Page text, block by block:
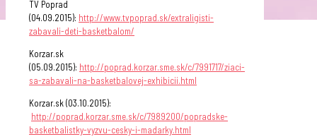
TV Poprad
(04.09.2015): http://www.tvpoprad.sk/extraligisti-
zabavali-deti-basketbalom/
Korzar.sk
(05.09.2015): http://poprad.korzar.sme.sk/c/7991717/ziaci-
sa-zabavali-na-basketbalovej-exhibicii.html
Korzar.sk (03.10.2015):
http://poprad.korzar.sme.sk/c/7989200/popradske-
basketbalistky-vyzvu-cesky-i-madarky.html